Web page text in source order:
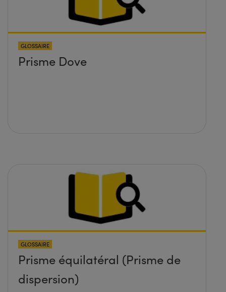
GLOSSAIRE
Prisme Dove
GLOSSAIRE
Prisme équilatéral (Prisme de
dispersion)